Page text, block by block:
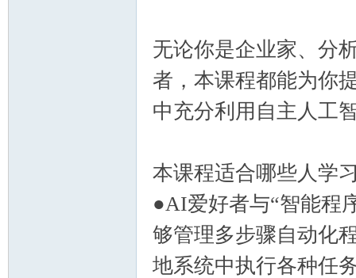
无论你是企业家、分
者，本课程都能为你
中充分利用自主人工
本课程适合哪些人学
●AI爱好者与“智能程
够管理多步骤自动化
地系统中执行各种任